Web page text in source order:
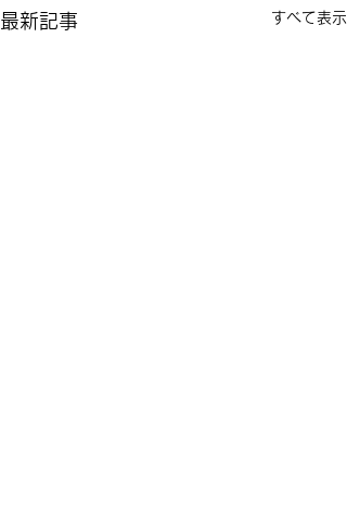
最新記事 すべて表示